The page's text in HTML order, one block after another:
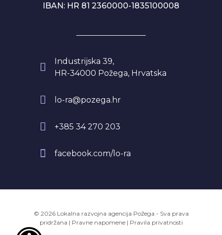
IBAN: HR 81 2360000-1835100008
Industrijska 39,
HR-34000 Požega, Hrvatska
lo-ra@pozega.hr
+385 34 270 203
facebook.com/lo-ra
© 2026 Lokalna razvojna agencija Požega - Sva prava
pridržana | Pravne napomene | Pravila privatnosti